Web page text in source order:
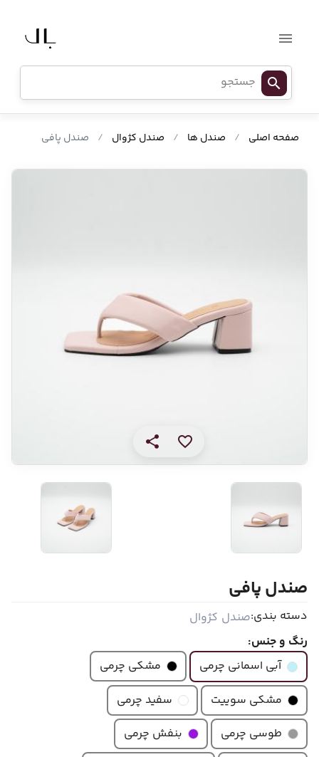
صفحه اصلی / صندل ها / صندل کژوال / صندل پافی
صندل پافی
دسته بندی:صندل کژوال
رنگ و جنس:
آبی اسمانی چرمی
مشکی چرمی
مشکی سوییت
سفید چرمی
طوسی چرمی
بنفش چرمی